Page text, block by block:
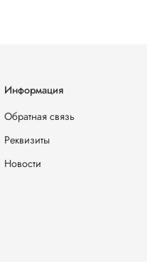
Информация
Обратная связь
Реквизиты
Новости